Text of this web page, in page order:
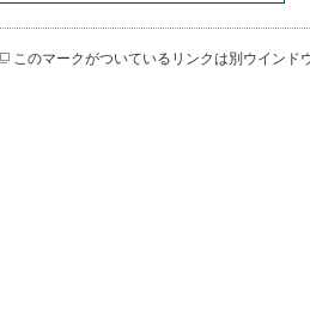
このマークがついているリンクは別ウインド